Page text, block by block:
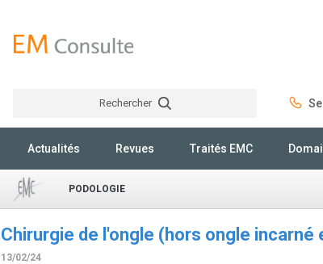
Rechercher
Actualités Revues Traités EMC
PODOLOGIE
Chirurgie de l'ongle (hors ongle
13/02/24